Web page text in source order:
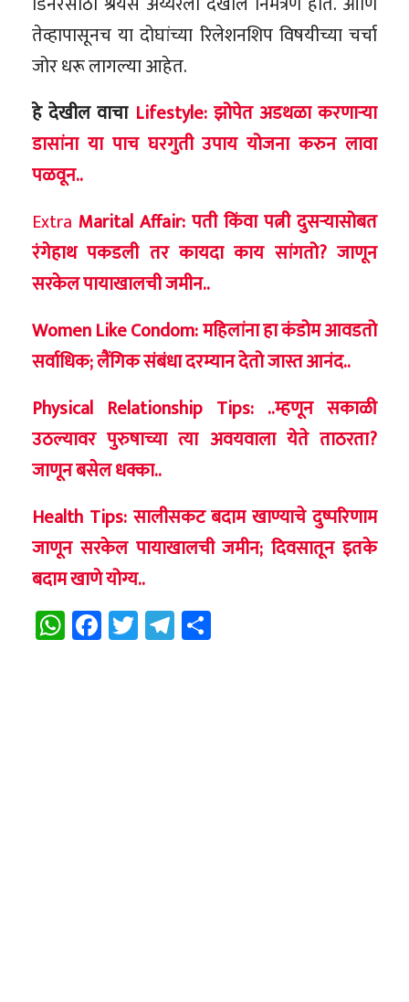
तेव्हापासूनच या दोघांच्या रिलेशनशिप विषयीच्या चर्चा
जोर धरू लागल्या आहेत.
हे देखील वाचा Lifestyle: झोपेत अडथळा करणाऱ्या
डासांना या पाच घरगुती उपाय योजना करुन लावा
पळवून..
Extra Marital Affair: पती किंवा पत्नी दुसऱ्यासोबत
रंगेहाथ पकडली तर कायदा काय सांगतो? जाणून
सरकेल पायाखालची जमीन..
Women Like Condom: महिलांना हा कंडोम आवडतो
सर्वाधिक; लैंगिक संबंधा दरम्यान देतो जास्त आनंद..
Physical Relationship Tips: ..म्हणून सकाळी
उठल्यावर पुरुषाच्या त्या अवयवाला येते ताठरता?
जाणून बसेल धक्का..
Health Tips: सालीसकट बदाम खाण्याचे दुष्परिणाम
जाणून सरकेल पायाखालची जमीन; दिवसातून इतके
बदाम खाणे योग्य..
WhatsApp
Facebook
TwitterTelegram